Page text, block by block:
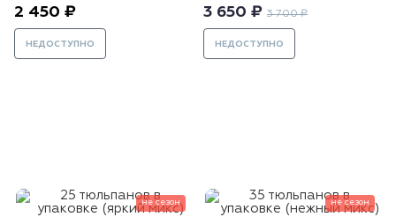
2 450 ₽
НЕДОСТУПНО
3 650 ₽ 3 700 ₽
НЕДОСТУПНО
не сезон не сезон